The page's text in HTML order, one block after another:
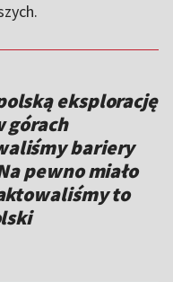
eksplorację
górach
bariery
pewno miało
to